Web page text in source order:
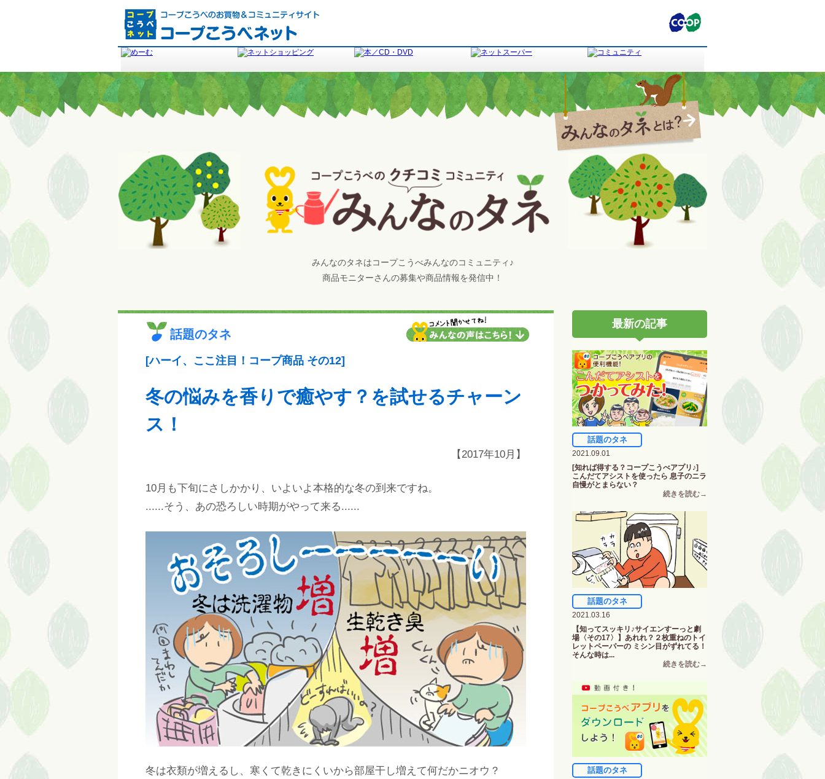
みんなのタネはコープこうべみんなのコミュニティ♪
商品モニターさんの募集や商品情報を発信中！
話題のタネ
[ハーイ、ここ注目！コープ商品 その12]
冬の悩みを香りで癒やす？を試せるチャーン
ス！
【2017年10月】
10月も下旬にさしかかり、いよいよ本格的な冬の到来ですね。
......そう、あの恐ろしい時期がやって来る......
冬は衣類が増えるし、寒くて乾きにくいから部屋干し増えて何だかニオウ？
最新の記事
話題のタネ
2021.09.01
[知れば得する？コープこうべアプリ♪]
こんだてアシストを使ったら 息子のニラ
自慢がとまらない？
話題のタネ
2021.03.16
【知ってスッキリ♪サイエンすーっと劇
場〈その17〉】あれれ？２枚重ねのトイ
レットペーパーの ミシン目がずれてる！
そんな時は...
話題のタネ